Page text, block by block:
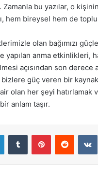
Zamanla bu yazılar, o
hem bireysel hem de
olan bağımızı
yapılan anma etkinlikleri,
açısından son derece
güç veren bir
olan her şeyi
anlam taşır.
LinkedInTumblr PinterestReddit